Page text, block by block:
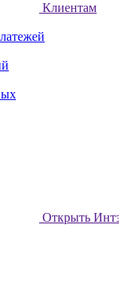
Клиентам
Открыть